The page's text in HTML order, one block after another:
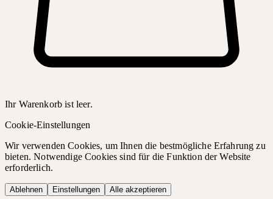
Ihr Warenkorb ist leer.
Cookie-Einstellungen
Wir verwenden Cookies, um Ihnen die bestmögliche Erfahrung zu
bieten. Notwendige Cookies sind für die Funktion der Website
erforderlich.
Ablehnen Einstellungen Alle akzeptieren